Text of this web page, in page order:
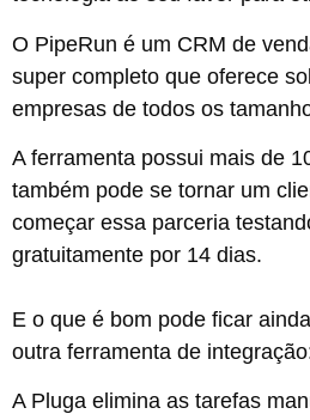
O PipeRun é um CRM de
super completo que oferece
empresas de todos os
A ferramenta possui mais de
também pode se tornar um
começar essa parceria
gratuitamente por 14 dias.
E o que é bom pode ficar
outra ferramenta de
A Pluga elimina as tarefas